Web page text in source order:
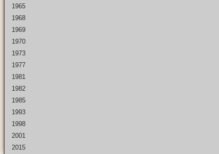
1965
1968
1969
1970
1973
1977
1981
1982
1985
1993
1998
2001
2015